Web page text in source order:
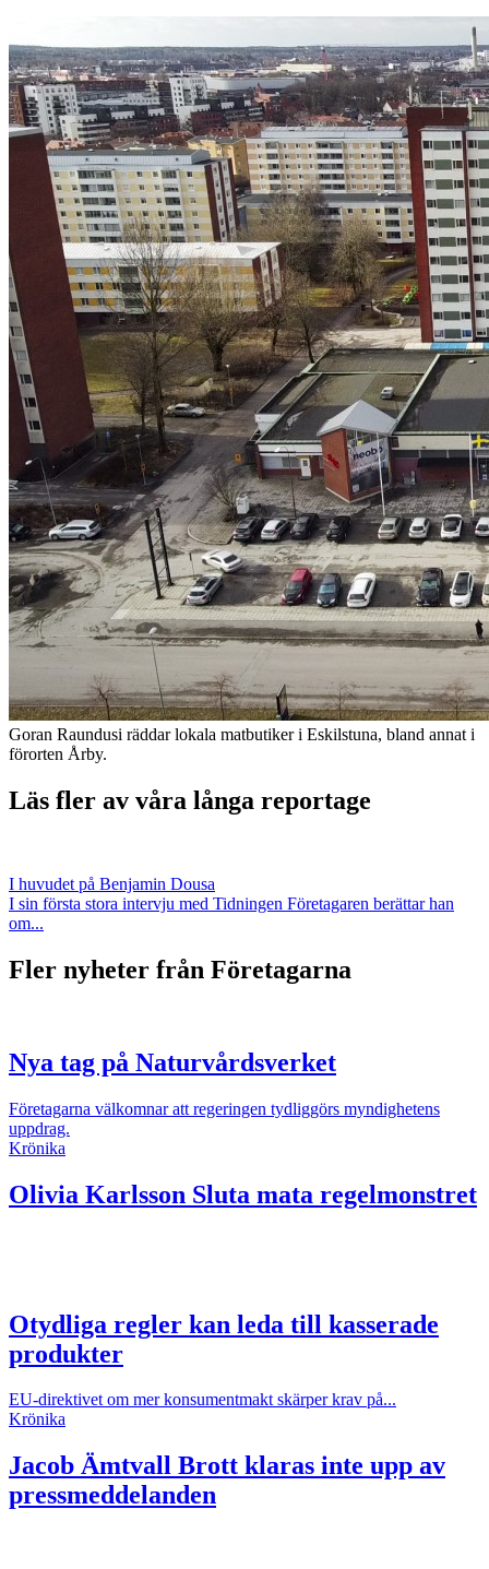
Goran Raundusi räddar lokala matbutiker i Eskilstuna, bland annat i
förorten Årby.
Läs fler av våra långa reportage
I huvudet på Benjamin Dousa
I sin första stora intervju med Tidningen Företagaren berättar han
om...
Fler nyheter från Företagarna
Nya tag på Naturvårdsverket
Företagarna välkomnar att regeringen tydliggörs myndighetens
uppdrag.
Krönika
Olivia Karlsson Sluta mata regelmonstret
Otydliga regler kan leda till kasserade
produkter
EU-direktivet om mer konsumentmakt skärper krav på...
Krönika
Jacob Ämtvall Brott klaras inte upp av
pressmeddelanden